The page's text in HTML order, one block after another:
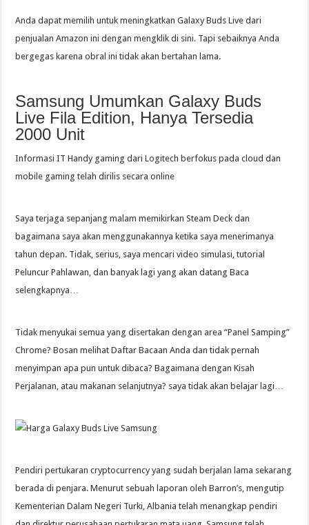
Anda dapat memilih untuk meningkatkan Galaxy Buds Live dari
penjualan Amazon ini dengan mengklik di sini. Tapi sebaiknya Anda
bergegas karena obral ini tidak akan bertahan lama.
Samsung Umumkan Galaxy Buds
Live Fila Edition, Hanya Tersedia
2000 Unit
Informasi IT Handy gaming dari Logitech berfokus pada cloud dan
mobile gaming telah dirilis secara online
Saya terjaga sepanjang malam memikirkan Steam Deck dan
bagaimana saya akan menggunakannya ketika saya menerimanya
tahun depan. Tidak, serius, saya mencari video simulasi, tutorial
Peluncur Pahlawan, dan banyak lagi yang akan datang Baca
selengkapnya…
Tidak menyukai semua yang disertakan dengan area “Panel Samping”
Chrome? Bosan melihat Daftar Bacaan Anda dan tidak pernah
menyimpan apa pun untuk dibaca? Bagaimana dengan Kisah
Perjalanan, atau makanan selanjutnya? saya tidak akan belajar lagi…
Pendiri pertukaran cryptocurrency yang sudah berjalan lama sekarang
berada di penjara. Menurut sebuah laporan oleh Barron’s, mengutip
Kementerian Dalam Negeri Turki, Albania telah menangkap pendiri